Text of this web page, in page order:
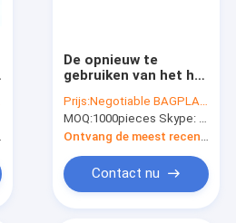
De opnieuw te
gebruiken van het het
Vacuümvoedsel van
de Voedselrang
Verse Zakken verpakt
van de de Ijskastzak
van
Koelkastcontainers
siliconevoedsel de
Prijs:Negotiable BAGPLASTICS@YAHOO.COM
MOQ:1000pieces Skype: mydearneil
Contact nu